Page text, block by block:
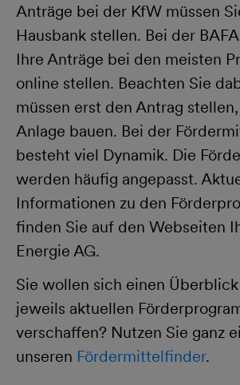
Anträge bei der KfW müssen
Hausbank stellen. Bei der
Ihre Anträge bei den meisten
online stellen. Beachten Sie
müssen erst den Antrag
Anlage bauen. Bei der
besteht viel Dynamik. Die
werden häufig angepasst.
Informationen zu den
finden Sie auf den Webseiten
Energie AG.
Sie wollen sich einen
jeweils aktuellen
verschaffen? Nutzen Sie ganz
unseren Fördermittelfinder.